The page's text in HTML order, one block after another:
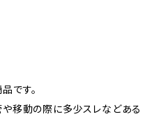
です。
移動の際に多少スレなどある